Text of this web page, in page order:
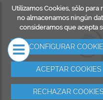
Utilizamos Cookies, sólo para
no almacenamos ningún
consideramos que acepta
CONFIGURAR
ACEPTAR COOKIES
RECHAZAR COOKIES
DE